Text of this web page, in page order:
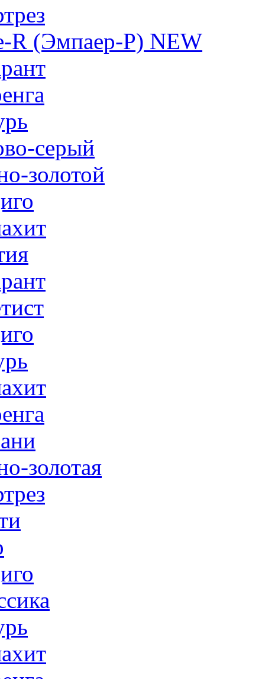
R (Эмпаер-P) NEW
серый
золотой
золотая